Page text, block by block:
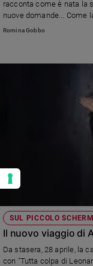
racconta come è nata la sua vocazione. «La
nuove domande... Come
Romina Gobbo
SUL PICCOLO
Il nuovo viaggio di
Da stasera, 28 aprile, la
con "Tutta colpa di